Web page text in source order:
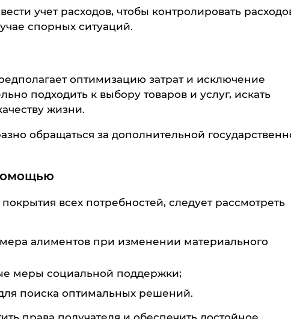
учет расходов, чтобы контролировать
спорных ситуаций.
оптимизацию затрат и исключение
подходить к выбору товаров и услуг, искать
жизни.
обращаться за дополнительной
всех потребностей, следует рассмотреть
алиментов при изменении материального
меры социальной поддержки;
поиска оптимальных решений.